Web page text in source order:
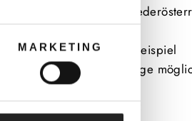
MARKETING
und ist aktuell in
Regionen wie zum Beispiel
Salzburg ist auf Anfrage
Paket nicht enthalten: